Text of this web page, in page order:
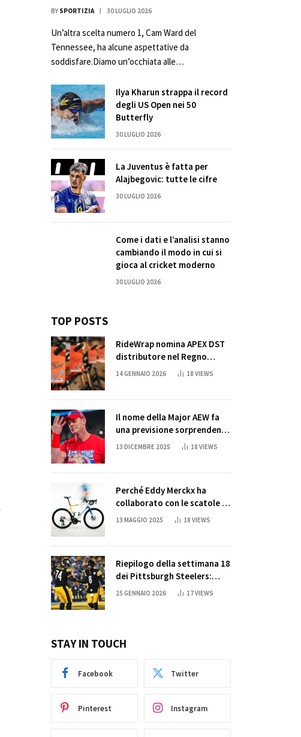
BY SPORTIZIA 30 LUGLIO 2026
Un’altra scelta numero 1, Cam Ward del
Tennessee, ha alcune aspettative da
soddisfare.Diamo un’occhiata alle…
Ilya Kharun strappa il record
degli US Open nei 50
Butterfly
30 LUGLIO 2026
La Juventus è fatta per
Alajbegovic: tutte le cifre
30 LUGLIO 2026
Come i dati e l’analisi stanno
cambiando il modo in cui si
gioca al cricket moderno
30 LUGLIO 2026
TOP POSTS
RideWrap nomina APEX DST
distributore nel Regno
Unito
14 GENNAIO 2026 18 VIEWS
Il nome della Major AEW fa
una previsione sorprendente
per la partita di ritiro di
13 DICEMBRE 2025 18 VIEWS
Perché Eddy Merckx ha
collaborato con le scatole di
succo di Sun Capri
13 MAGGIO 2025 18 VIEWS
Riepilogo della settimana 18
dei Pittsburgh Steelers:
credi nei miracoli?
25 GENNAIO 2026 17VIEWS
STAY IN TOUCH
Facebook Twitter
Pinterest Instagram